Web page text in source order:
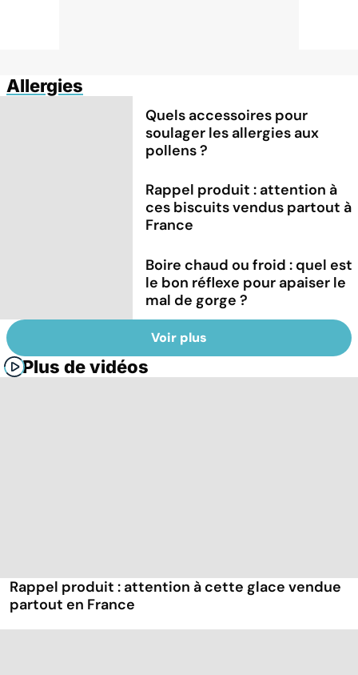
Allergies
Quels accessoires pour
soulager les allergies aux
pollens ?
Rappel produit : attention à
ces biscuits vendus partout à
France
Boire chaud ou froid : quel est
le bon réflexe pour apaiser le
mal de gorge ?
Voir plus
Plus de vidéos
Rappel produit : attention à cette glace vendue
partout en France